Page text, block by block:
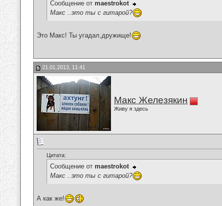
Сообщение от maestrokot
Макс ..это ты с гитарой?
Это Макс! Ты угадал,дружище!
21.01.2013, 11:41
Макс Железякин
Живу я здесь
Цитата:
Сообщение от maestrokot
Макс ..это ты с гитарой?
А как же!